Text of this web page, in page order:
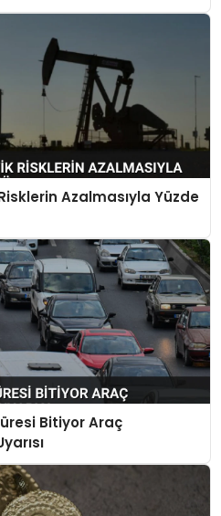
Azalmasıyla Yüzde
Bitiyor Araç